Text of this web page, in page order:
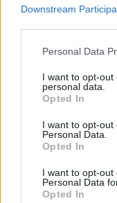
Downstream
Please note that this
not limited to your
grant or deny
use your data for
consent section.
Personal Data
I want to opt-
personal data.
Opted In
I want to opt-out
Personal Data.
Opted In
I want to opt-
Personal Data
Opted In
marketing
független
eladások
A véleményvezér
társadalmi,
tematizálásában,
úgynevezett
gyakran